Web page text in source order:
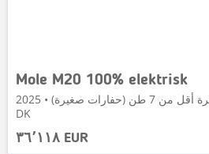
Mole M20 100% elektrisk
حفارات صغيرة أقل من 7 طن (حفارات صغيرة) • 2025 • Rødekro,
DK
٣٦٬١١٨ EUR